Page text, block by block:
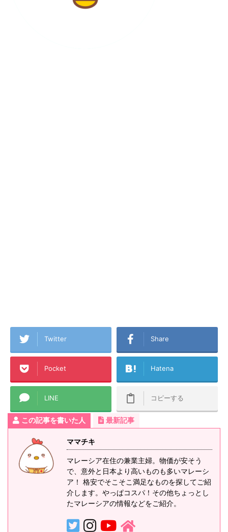
Twitter Share
Pocket Hatena
LINE コピーする
この記事を書いた人 最新記事
ママチキ
マレーシア在住の兼業主婦。物価が安そう
で、意外と日本より高いものも多いマレーシ
ア！ 格安でそこそこ満足なものを探してご紹
介します。やっぱコスパ！その他ちょっとし
たマレーシアの情報などをご紹介。